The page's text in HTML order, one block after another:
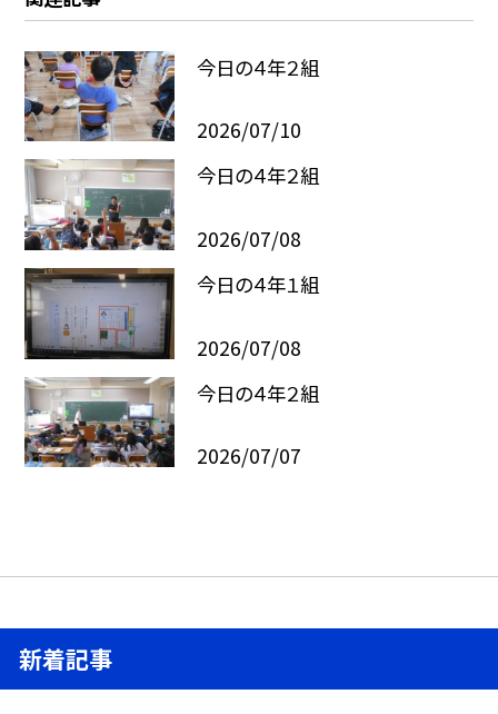
今日の４年２組
2026/07/10
今日の４年２組
2026/07/08
今日の４年１組
2026/07/08
今日の４年２組
2026/07/07
新着記事